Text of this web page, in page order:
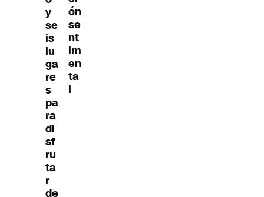
y
se
is
lu
ga
re
s
pa
ra
di
sf
ru
ta
r
de
ón
se
nt
im
en
ta
l